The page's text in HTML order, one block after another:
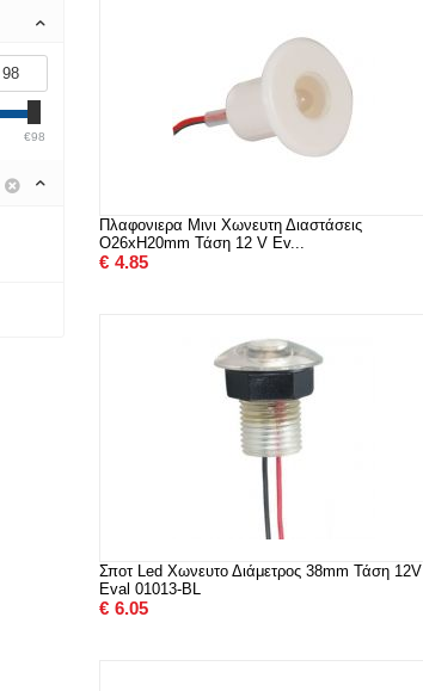
€98
Πλαφονιερα Μινι Χωνευτη Διαστάσεις
O26xH20mm Τάση 12 V Ev...
€ 4.85
Σποτ Led Χωνευτο Διάμετρος 38mm Τάση 12V
Eval 01013-BL
€ 6.05